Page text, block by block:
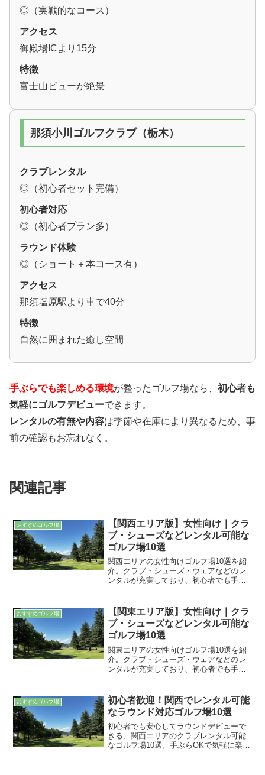
◎（実戦的なコース）
アクセス
御殿場ICより15分
特徴
富士山ビューが絶景
那須小川ゴルフクラブ（栃木）
クラブレンタル
◎（初心者セット完備）
初心者対応
◎（初心者プラン多）
ラウンド体験
◎（ショート＋本コース有）
アクセス
那須塩原駅より車で40分
特徴
自然に囲まれた癒し空間
手ぶらでも楽しめる環境が整ったゴルフ場なら、 初心者も
気軽にゴルフデビューできます。
レンタルの有無や内容は季節や在庫により異なるため、事
前の確認もお忘れなく。
関連記事
おすすめゴルフ場
【関西エリア版】女性向け｜クラ
ブ・シューズなどレンタル可能な
ゴルフ場10選
関西エリアの女性向けゴルフ場10選を紹
介。クラブ・シューズ・ウェアなどのレ
ンタルが充実しており、初心者でも手ぶ
おすすめゴルフ場
【関東エリア版】女性向け｜クラ
ブ・シューズなどレンタル可能な
ゴルフ場10選
関東エリアの女性向けゴルフ場10選を紹
介。クラブ・シューズ・ウェアなどのレ
ンタルが充実しており、初心者でも手ぶ
おすすめゴルフ場
初心者歓迎！関西でレンタル可能
なラウンド対応ゴルフ場10選
初心者でも安心してラウンドデビューで
きる、関西エリアのクラブレンタル可能
なゴルフ場10選。手ぶらOKで気軽に楽し